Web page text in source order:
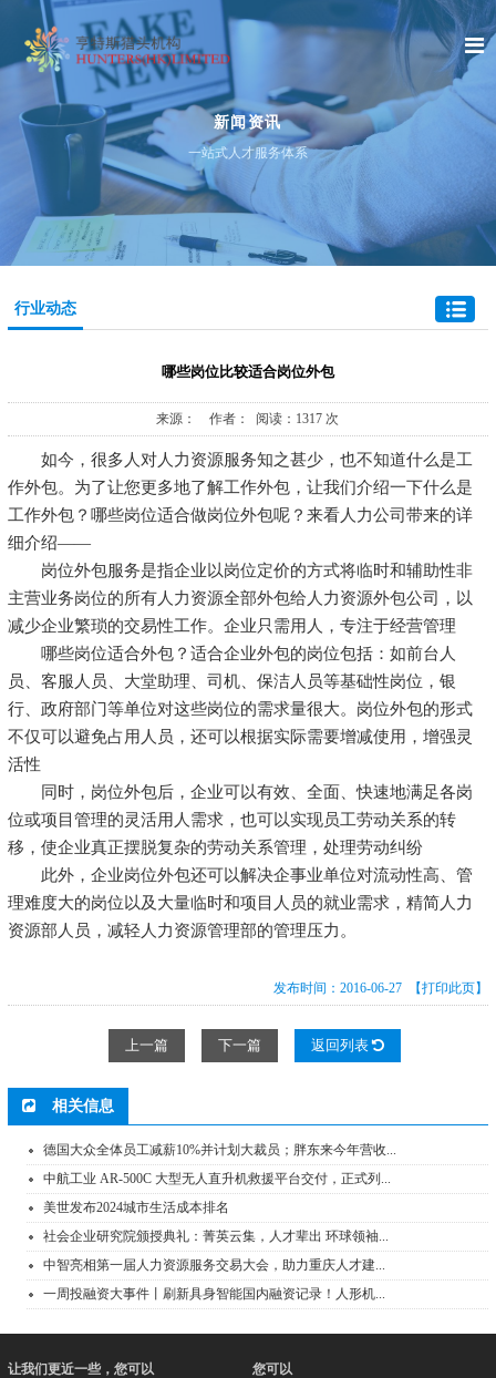
新闻资讯
一站式人才服务体系
行业动态
哪些岗位比较适合岗位外包
来源： 作者： 阅读：1317 次
如今，很多人对人力资源服务知之甚少，也不知道什么是工
作外包。为了让您更多地了解工作外包，让我们介绍一下什么是
工作外包？哪些岗位适合做岗位外包呢？来看人力公司带来的详
细介绍——
岗位外包服务是指企业以岗位定价的方式将临时和辅助性非
主营业务岗位的所有人力资源全部外包给人力资源外包公司，以
减少企业繁琐的交易性工作。企业只需用人，专注于经营管理
哪些岗位适合外包？适合企业外包的岗位包括：如前台人
员、客服人员、大堂助理、司机、保洁人员等基础性岗位，银
行、政府部门等单位对这些岗位的需求量很大。岗位外包的形式
不仅可以避免占用人员，还可以根据实际需要增减使用，增强灵
活性
同时，岗位外包后，企业可以有效、全面、快速地满足各岗
位或项目管理的灵活用人需求，也可以实现员工劳动关系的转
移，使企业真正摆脱复杂的劳动关系管理，处理劳动纠纷
此外，企业岗位外包还可以解决企事业单位对流动性高、管
理难度大的岗位以及大量临时和项目人员的就业需求，精简人力
资源部人员，减轻人力资源管理部的管理压力。
发布时间：2016-06-27 【打印此页】
上一篇 下一篇 返回列表
相关信息
德国大众全体员工减薪10%并计划大裁员；胖东来今年营收...
中航工业 AR-500C 大型无人直升机救援平台交付，正式列...
美世发布2024城市生活成本排名
社会企业研究院颁授典礼：菁英云集，人才辈出 环球领袖...
中智亮相第一届人力资源服务交易大会，助力重庆人才建...
一周投融资大事件丨刷新具身智能国内融资记录！人形机...
让我们更近一些，您可以
您可以